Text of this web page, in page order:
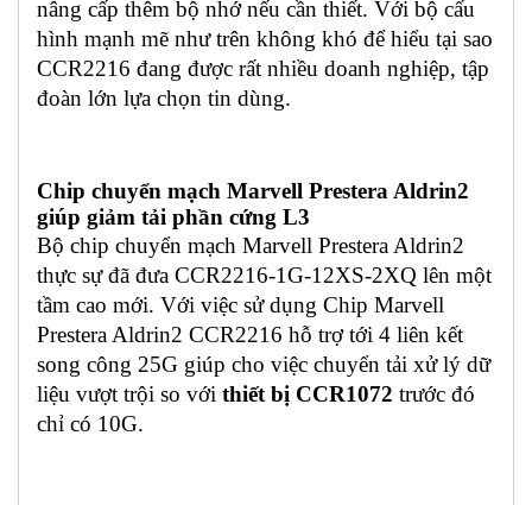
nâng cấp thêm bộ nhớ nếu cần thiết. Với bộ cấu
hình mạnh mẽ như trên không khó để hiểu tại sao
CCR2216 đang được rất nhiều doanh nghiệp, tập
đoàn lớn lựa chọn tin dùng.
Chip chuyển mạch Marvell Prestera Aldrin2
giúp giảm tải phần cứng L3
Bộ chip chuyển mạch Marvell Prestera Aldrin2
thực sự đã đưa CCR2216-1G-12XS-2XQ lên một
tầm cao mới. Với việc sử dụng Chip Marvell
Prestera Aldrin2 CCR2216 hỗ trợ tới 4 liên kết
song công 25G giúp cho việc chuyển tải xử lý dữ
liệu vượt trội so với thiết bị CCR1072 trước đó
chỉ có 10G.